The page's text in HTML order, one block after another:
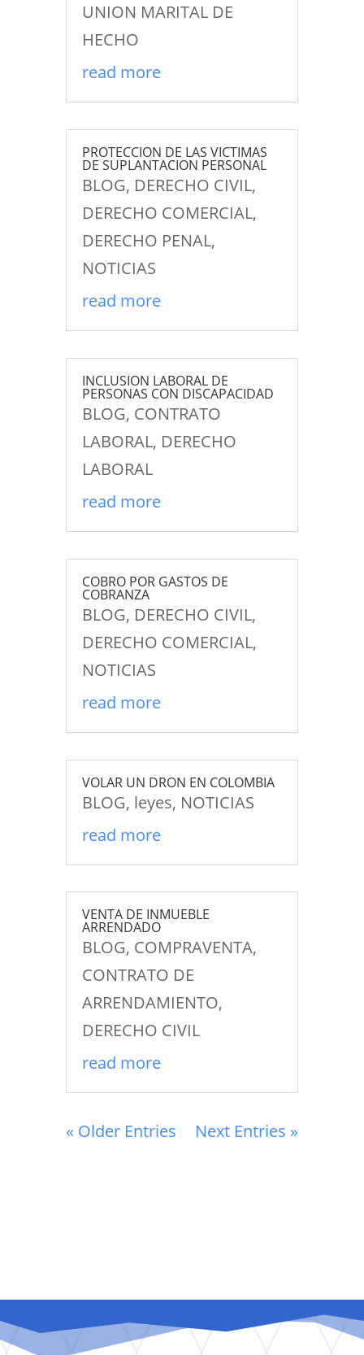
UNION MARITAL DE
HECHO
read more
PROTECCION DE LAS VICTIMAS
DE SUPLANTACION PERSONAL
BLOG, DERECHO CIVIL,
DERECHO COMERCIAL,
DERECHO PENAL,
NOTICIAS
read more
INCLUSION LABORAL DE
PERSONAS CON DISCAPACIDAD
BLOG, CONTRATO
LABORAL, DERECHO
LABORAL
read more
COBRO POR GASTOS DE
COBRANZA
BLOG, DERECHO CIVIL,
DERECHO COMERCIAL,
NOTICIAS
read more
VOLAR UN DRON EN COLOMBIA
BLOG, leyes, NOTICIAS
read more
VENTA DE INMUEBLE
ARRENDADO
BLOG, COMPRAVENTA,
CONTRATO DE
ARRENDAMIENTO,
DERECHO CIVIL
read more
« Older Entries Next Entries »